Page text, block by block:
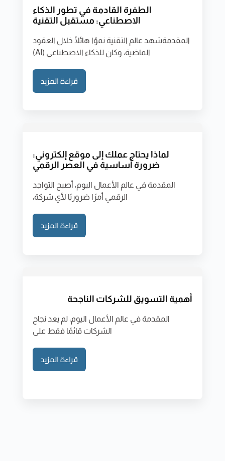
الطفرة القادمة في تطور الذكاء
الاصطناعي: مستقبل التقنية
المقدمةشهد عالم التقنية نموًا هائلًا خلال العقود
الماضية، وكان للذكاء الاصطناعي (AI)
قراءة المزيد
لماذا يحتاج عملك إلى موقع إلكتروني:
ضرورة أساسية في العصر الرقمي
المقدمة في عالم الأعمال اليوم، أصبح التواجد
الرقمي أمرًا ضروريًا لأي شركة،
قراءة المزيد
أهمية التسويق للشركات الناجحة
المقدمة في عالم الأعمال اليوم، لم يعد نجاح
الشركات قائمًا فقط على
قراءة المزيد